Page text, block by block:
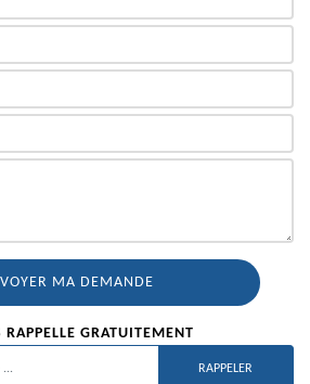
RAPPELLE GRATUITEMENT